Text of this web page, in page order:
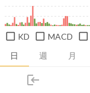
login
市場
日 週 月
KD MACD
推薦卡片